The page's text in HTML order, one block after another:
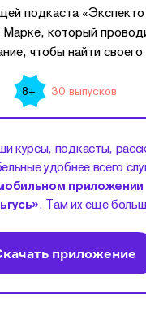
подкаста
Марке, который
чтобы найти
8+ 30 выпусков
курсы, подкасты,
удобнее всего
приложении
. Там их еще
приложение